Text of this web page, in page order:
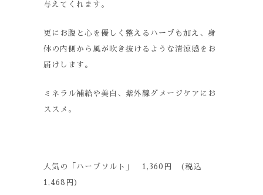
与えてくれます。
更にお腹と心を優しく整えるハーブも加え、身
体の内側から風が吹き抜けるような清涼感をお
届けします。
ミネラル補給や美白、紫外線ダメージケアにお
ススメ。
人気の「ハーブソルト」 1,360円 (税込
1,468円)